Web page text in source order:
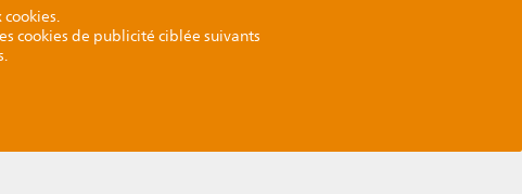
cookies de publicité ciblée suivants